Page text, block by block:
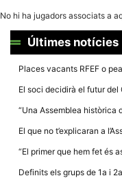
No hi ha jugadors associats a
Últimes notícies
Places vacants RFEF o
El soci decidirà el futur del
“Una Assemblea històrica
El que no t’explicaran a
“El primer que hem fet és
Definits els grups de 1a i